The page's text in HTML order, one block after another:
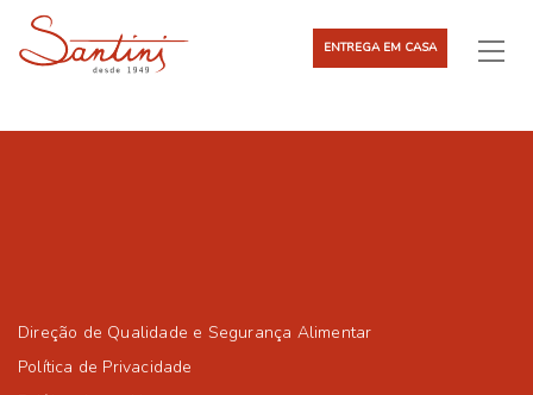
ENTREGA EM CASA
Direção de Qualidade e Segurança Alimentar
Política de Privacidade